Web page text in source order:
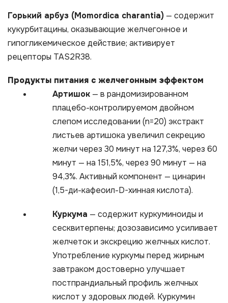
Горький арбуз (Momordica charantia) — содержит
кукурбитацины, оказывающие желчегонное и
гипогликемическое действие; активирует
рецепторы TAS2R38.
Продукты питания с желчегонным эффектом
Артишок — в рандомизированном
плацебо-контролируемом двойном
слепом исследовании (n=20) экстракт
листьев артишока увеличил секрецию
желчи через 30 минут на 127,3%, через 60
минут — на 151,5%, через 90 минут — на
94,3%. Активный компонент — цинарин
(1,5-ди-кафеоил-D-хинная кислота).
Куркума — содержит куркуминоиды и
сесквитерпены; дозозависимо усиливает
желчеток и экскрецию желчных кислот.
Употребление куркумы перед жирным
завтраком достоверно улучшает
постпрандиальный профиль желчных
кислот у здоровых людей. Куркумин